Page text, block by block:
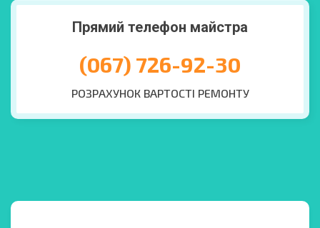
Прямий телефон майстра
(067) 726-92-30
РОЗРАХУНОК ВАРТОСТІ РЕМОНТУ